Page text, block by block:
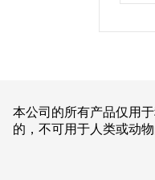
本公司的所有产品仅用
的，不可用于人类或动